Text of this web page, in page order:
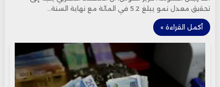
تحقيق معدل نمو يبلغ 5.2 في المائة مع نهاية السنة…
أكمل القراءة »